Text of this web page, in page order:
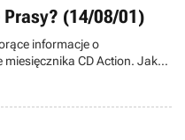
Prasy? (14/08/01)
informacje o
CD Action. Jak
3 CD, oraz bardzo wiele
tylko...